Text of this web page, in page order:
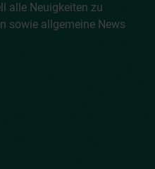
alle Neuigkeiten zu
sowie allgemeine News